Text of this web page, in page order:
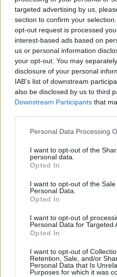
targeted advertising by us,
section to confirm your
opt-out request is processed
interest-based ads based on
us or personal information
your opt-out. You may
disclosure of your personal
IAB’s list of downstream
also be disclosed by us to third
Downstream Participants that
Please note that this website/
not limited to your visit or usage
grant or deny consent to
use your data for below
consent section.
Personal Data Processing
I want to opt-out of the
personal data.
Opted In
I want to opt-out of the
Personal Data.
Opted In
I want to opt-out of
Personal Data for Targeted
Opted In
I want to opt-out of
Retention, Sale, and/or
Personal Data that Is
Purposes for which it was